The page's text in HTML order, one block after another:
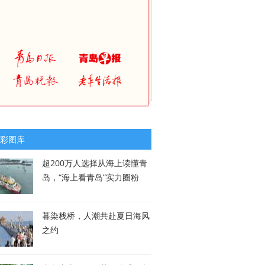
图库
超200万人选择从海上读懂青
岛，“海上看青岛”实力圈粉
暮染栈桥，人潮共赴夏日海风
之约